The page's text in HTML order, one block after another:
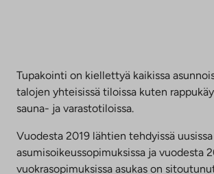
Tupakointi on kiellettyä kaikissa
talojen yhteisissä tiloissa kuten
sauna- ja varastotiloissa.
Vuodesta 2019 lähtien tehdyissä uusissa
asumisoikeussopimuksissa ja vuodesta
vuokrasopimuksissa asukas on